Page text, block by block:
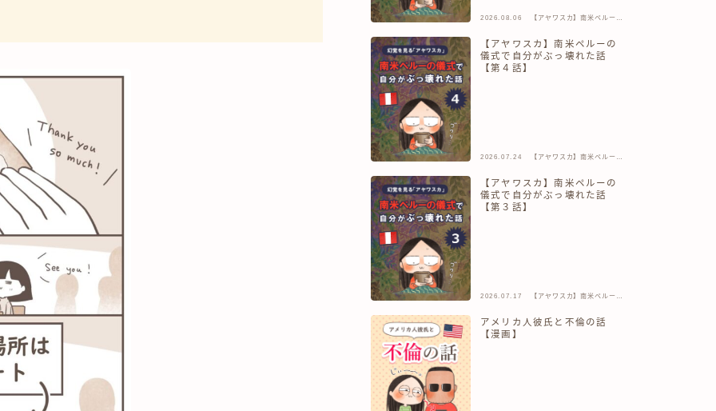
2026.08.06
【アヤワスカ】南米ペルーの
【アヤワスカ】南米ペルーの
儀式で自分がぶっ壊れた話
【第４話】
2026.07.24
【アヤワスカ】南米ペルーの
【アヤワスカ】南米ペルーの
儀式で自分がぶっ壊れた話
【第３話】
2026.07.17
【アヤワスカ】南米ペルーの
アメリカ人彼氏と不倫の話
【漫画】